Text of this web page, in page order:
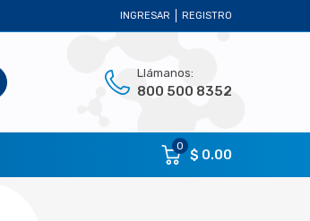
INGRESAR REGISTRO
Llámanos:
800 500 8352
0
$ 0.00